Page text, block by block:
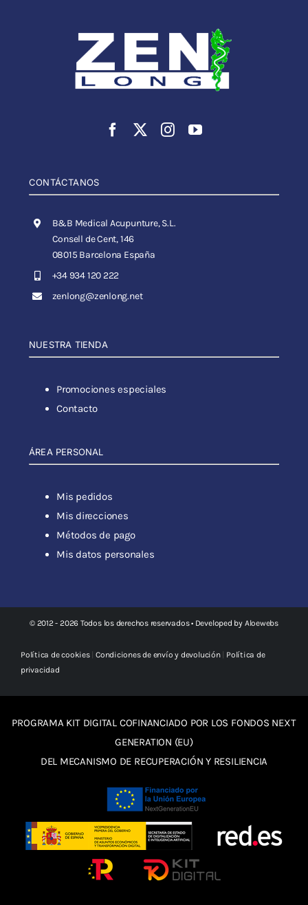
CONTÁCTANOS
B&B Medical Acupunture, S.L.
Consell de Cent, 146
08015 Barcelona España
+34 934 120 222
zenlong@zenlong.net
NUESTRA TIENDA
Promociones especiales
Contacto
ÁREA PERSONAL
Mis pedidos
Mis direcciones
Métodos de pago
Mis datos personales
© 2012 - 2026 Todos los derechos reservados • Developed by Aloewebs
Política de cookies|Condiciones de envío y devolución| Política de
privacidad
PROGRAMA KIT DIGITAL COFINANCIADO POR LOS FONDOS NEXT
GENERATION (EU)
DEL MECANISMO DE RECUPERACIÓN Y RESILIENCIA